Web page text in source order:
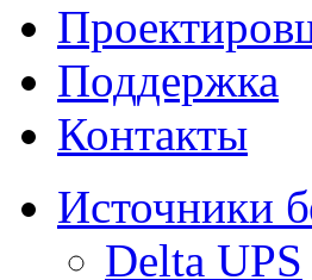
Поддержка
Контакты
Источники
Delta UPS